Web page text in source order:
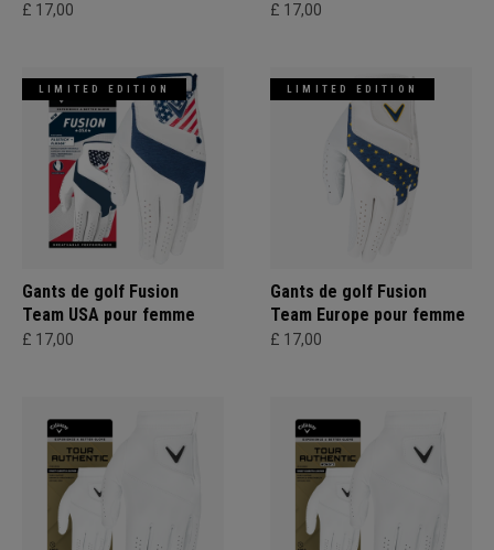
£ 17,00 £ 17,00
LIMITED EDITION
Gants de golf Fusion
Team USA pour femme
£ 17,00
LIMITED EDITION
Gants de golf Fusion
Team Europe pour femme
£ 17,00